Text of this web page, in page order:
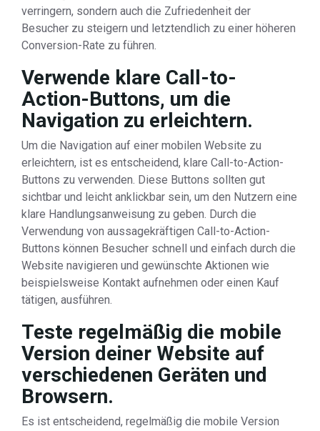
verringern, sondern auch die Zufriedenheit der
Besucher zu steigern und letztendlich zu einer höheren
Conversion-Rate zu führen.
Verwende klare Call-to-
Action-Buttons, um die
Navigation zu erleichtern.
Um die Navigation auf einer mobilen Website zu
erleichtern, ist es entscheidend, klare Call-to-Action-
Buttons zu verwenden. Diese Buttons sollten gut
sichtbar und leicht anklickbar sein, um den Nutzern eine
klare Handlungsanweisung zu geben. Durch die
Verwendung von aussagekräftigen Call-to-Action-
Buttons können Besucher schnell und einfach durch die
Website navigieren und gewünschte Aktionen wie
beispielsweise Kontakt aufnehmen oder einen Kauf
tätigen, ausführen.
Teste regelmäßig die mobile
Version deiner Website auf
verschiedenen Geräten und
Browsern.
Es ist entscheidend, regelmäßig die mobile Version